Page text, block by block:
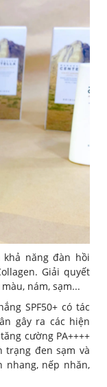
năng đàn hồi
Giải quyết
nám, sạm...
SPF50+ có tác
gây ra các hiện
cường PA++++
trạng đen sạm và
nhang, nếp nhăn,